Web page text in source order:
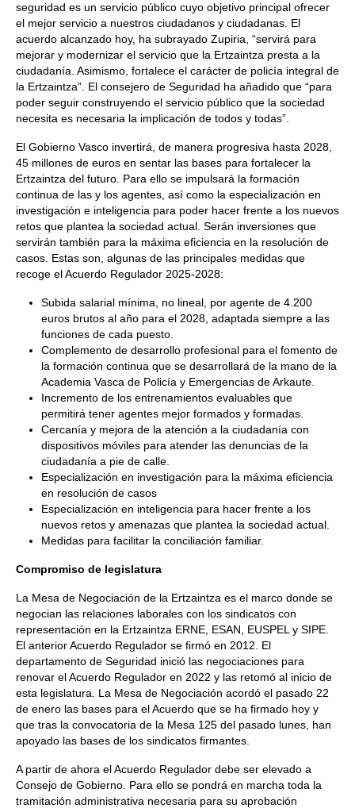
seguridad es un servicio público cuyo objetivo principal ofrecer
el mejor servicio a nuestros ciudadanos y ciudadanas. El
acuerdo alcanzado hoy, ha subrayado Zupiria, “servirá para
mejorar y modernizar el servicio que la Ertzaintza presta a la
ciudadanía. Asimismo, fortalece el carácter de policía integral de
la Ertzaintza”. El consejero de Seguridad ha añadido que “para
poder seguir construyendo el servicio público que la sociedad
necesita es necesaria la implicación de todos y todas”.
El Gobierno Vasco invertirá, de manera progresiva hasta 2028,
45 millones de euros en sentar las bases para fortalecer la
Ertzaintza del futuro. Para ello se impulsará la formación
continua de las y los agentes, así como la especialización en
investigación e inteligencia para poder hacer frente a los nuevos
retos que plantea la sociedad actual. Serán inversiones que
servirán también para la máxima eficiencia en la resolución de
casos. Estas son, algunas de las principales medidas que
recoge el Acuerdo Regulador 2025-2028:
Subida salarial mínima, no lineal, por agente de 4.200
euros brutos al año para el 2028, adaptada siempre a las
funciones de cada puesto.
Complemento de desarrollo profesional para el fomento de
la formación continua que se desarrollará de la mano de la
Academia Vasca de Policía y Emergencias de Arkaute.
Incremento de los entrenamientos evaluables que
permitirá tener agentes mejor formados y formadas.
Cercanía y mejora de la atención a la ciudadanía con
dispositivos móviles para atender las denuncias de la
ciudadanía a pie de calle.
Especialización en investigación para la máxima eficiencia
en resolución de casos
Especialización en inteligencia para hacer frente a los
nuevos retos y amenazas que plantea la sociedad actual.
Medidas para facilitar la conciliación familiar.
Compromiso de legislatura
La Mesa de Negociación de la Ertzaintza es el marco donde se
negocian las relaciones laborales con los sindicatos con
representación en la Ertzaintza ERNE, ESAN, EUSPEL y SIPE.
El anterior Acuerdo Regulador se firmó en 2012. El
departamento de Seguridad inició las negociaciones para
renovar el Acuerdo Regulador en 2022 y las retomó al inicio de
esta legislatura. La Mesa de Negociación acordó el pasado 22
de enero las bases para el Acuerdo que se ha firmado hoy y
que tras la convocatoria de la Mesa 125 del pasado lunes, han
apoyado las bases de los sindicatos firmantes.
A partir de ahora el Acuerdo Regulador debe ser elevado a
Consejo de Gobierno. Para ello se pondrá en marcha toda la
tramitación administrativa necesaria para su aprobación